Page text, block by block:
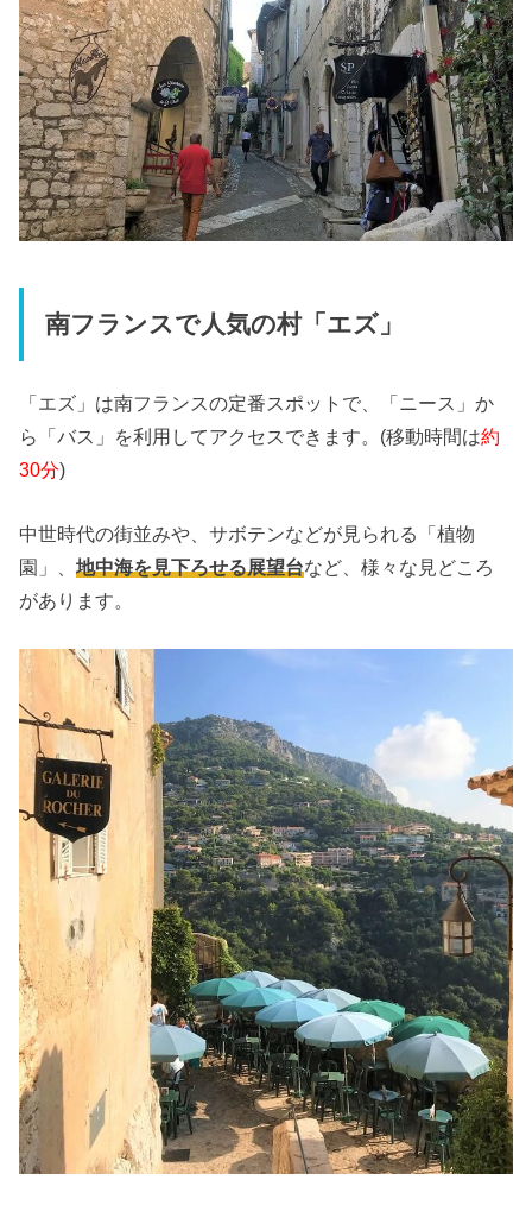
南フランスで人気の村「エズ」
「エズ」は南フランスの定番スポットで、「ニース」か
ら「バス」 を利用してアクセスできます。(移動時間は約
30分)
中世時代の街並みや、サボテンなどが見られる「植物
園」、地中海を見下ろせる展望台など、様々な見どころ
があります。